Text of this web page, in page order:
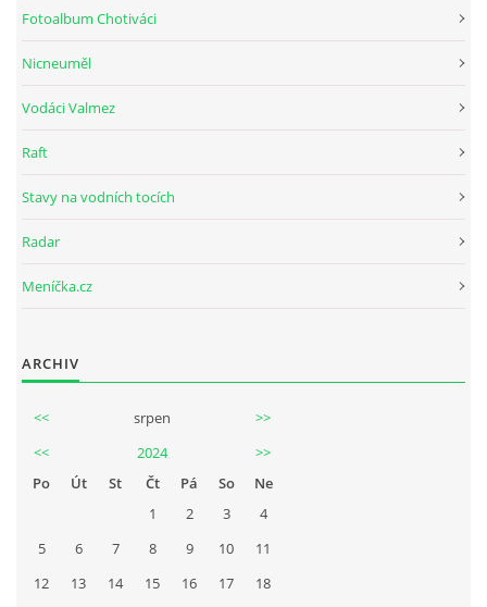
Fotoalbum Chotiváci
Nicneuměl
Vodáci Valmez
Raft
Stavy na vodních tocích
Radar
Meníčka.cz
ARCHIV
<< srpen
>>
<<
2024
>>
Po
Út St Čt Pá So
Ne
1
2 3
4
5
6 7 8 9 10
11
12
13 14 15 16 17 18